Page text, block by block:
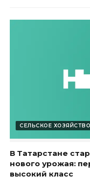
СЕЛЬСКОЕ ХОЗЯЙСТВО
В Татарстане
нового урожая:
высокий класс